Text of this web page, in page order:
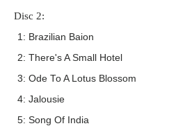
Disc 2:
1: Brazilian Baion
2: There's A Small Hotel
3: Ode To A Lotus Blossom
4: Jalousie
5: Song Of India